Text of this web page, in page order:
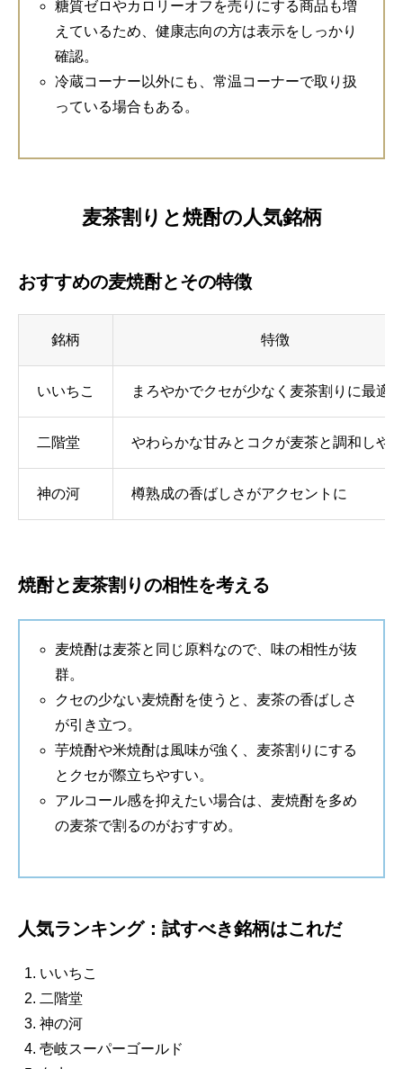
糖質ゼロやカロリーオフを売りにする商品も増
えているため、健康志向の方は表示をしっかり
確認。
冷蔵コーナー以外にも、常温コーナーで取り扱
っている場合もある。
麦茶割りと焼酎の人気銘柄
おすすめの麦焼酎とその特徴
銘柄 特徴
いいちこ まろやかでクセが少なく麦茶割りに最適
二階堂 やわらかな甘みとコクが麦茶と調和しや
神の河 樽熟成の香ばしさがアクセントに
焼酎と麦茶割りの相性を考える
麦焼酎は麦茶と同じ原料なので、味の相性が抜
群。
クセの少ない麦焼酎を使うと、麦茶の香ばしさ
が引き立つ。
芋焼酎や米焼酎は風味が強く、麦茶割りにする
とクセが際立ちやすい。
アルコール感を抑えたい場合は、麦焼酎を多め
の麦茶で割るのがおすすめ。
人気ランキング：試すべき銘柄はこれだ
いいちこ
二階堂
神の河
壱岐スーパーゴールド